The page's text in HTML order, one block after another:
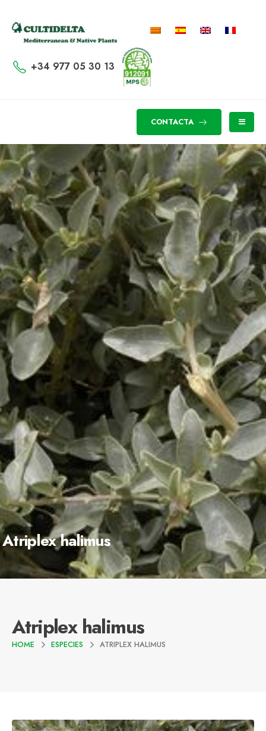
+34 977 05 30 13
CONTACTA
Atriplex halimus
Atriplex halimus
HOME ESPECIES ATRIPLEX HALIMUS